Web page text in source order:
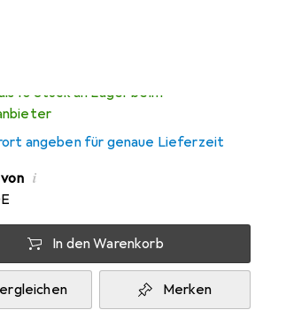
10 Stück an Lager beim
angeben für genaue Lieferzeit
i
In den Warenkorb
Merken